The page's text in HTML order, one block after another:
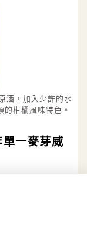
酒，加入少許的水
的柑橘風味特色。
單一麥芽威